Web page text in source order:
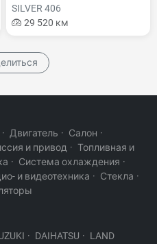
SILVER 406
29 520 км
· Двигатель · Салон ·
и привод · Топливная и
· Система охлаждения ·
и видеотехника · Стекла ·
· DAIHATSU · LAND